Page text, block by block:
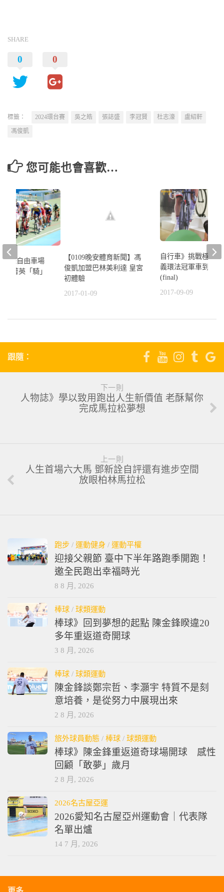
SHARE
0 0
標籤： 2024環台賽 吳之皓 張誌盛 李冠賢 杜志濠
盧紹軒
馮俊凱
您可能也會喜歡…
【0109晚安體育新聞】馮
俊凱加盟巴林美利達 皇宮
初體驗
2017-01-09
自行車》挑戰極致
義環法冠軍車到
(final)
2017-09-09
國際自由車場
國菁英「騎」
跟隨：
下一則
人物誌》學以致用跑出人生新價值 老酥幫你
完成馬拉松夢想
上一則
人生首場六大馬 鄧新詮自評還有進步空間
放眼柏林馬拉松
跑步 / 運動健身 / 運動平權
迎接父親節 臺中下半年路跑季開跑！
邀全民跑出幸福時光
8 8 月, 2026
棒球 / 球類運動
棒球》回到夢想的起點 陳金鋒睽違20
多年重返道奇開球
3 8 月, 2026
棒球 / 球類運動
陳金鋒談鄭宗哲、李灝宇 特質不是刻
意培養，是從努力中展現出來
2 8 月, 2026
旅外球員動態 / 棒球 / 球類運動
棒球》陳金鋒重返道奇球場開球 感性
回顧「敢夢」歲月
2 8 月, 2026
2026名古屋亞運
2026愛知名古屋亞州運動會｜代表隊
名單出爐
14 7 月, 2026